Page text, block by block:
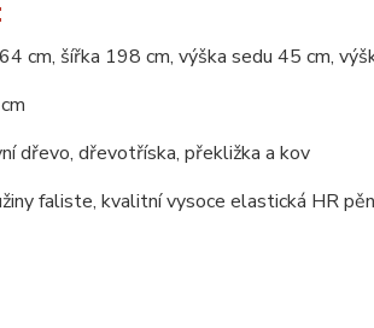
cm, šířka 198 cm, výška sedu 45 cm,
dřevo, dřevotříska, překližka a kov
faliste, kvalitní vysoce elastická HR